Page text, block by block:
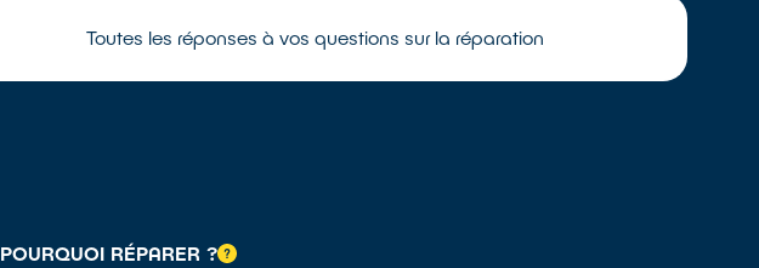
Toutes les réponses à vos questions sur la réparation
POURQUOI RÉPARER ?